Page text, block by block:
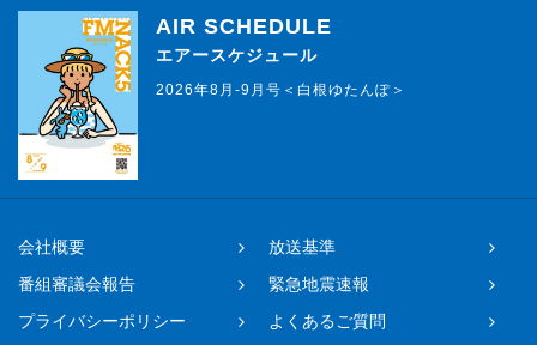
AIR SCHEDULE
エアースケジュール
2026年8月-9月号＜白根ゆたんぽ＞
会社概要
放送基準
番組審議会報告
緊急地震速報
プライバシーポリシー
よくあるご質問